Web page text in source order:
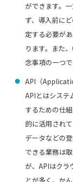
ができます。
ず、導入前に
定する必要が
ります。また
念事項の一つで
API（
APIとはシステ
するための仕
的に活用され
データなどの
できる業務は
が、APIはクラ
とが多く、か